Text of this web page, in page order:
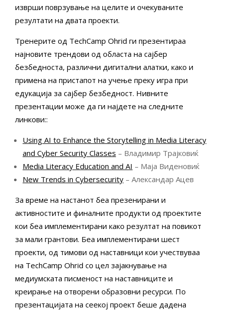
изврши поврзување на целите и очекуваните
резултати на двата проекти.
Тренерите од TechCamp Ohrid ги презентираа
најновите трендови од областа на сајбер
безбедноста, различни дигитални алатки, како и
примена на пристапот на учење преку игра при
едукација за сајбер безбедност. Нивните
презентации може да ги најдете на следните
линкови::
Using AI to Enhance the Storytelling in Media Literacy
and Cyber Security Classes – Владимир Трајковиќ
Media Literacy Education and AI – Маја Виденовиќ
New Trends in Cybersecurity – Александар Ацев
За време на настанот беа презенирани и
активностите и финалните продукти од проектите
кои беа имплементирани како резултат на повикот
за мали грантови. Беа имплементирани шест
проекти, од тимови од наставници кои учествуваа
на TechCamp Ohrid со цел зајакнување на
медиумската писменост на наставниците и
креирање на отворени образовни ресурси. По
презентацијата на сеекој проект беше дадена